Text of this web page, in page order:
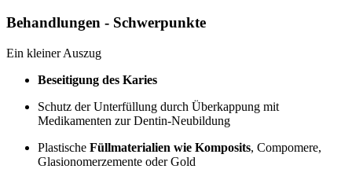
Behandlungen - Schwerpunkte
Ein kleiner Auszug
Beseitigung des Karies
Schutz der Unterfüllung durch Überkappung mit
Medikamenten zur Dentin-Neubildung
Plastische Füllmaterialien wie Komposits, Compomere,
Glasionomerzemente oder Gold